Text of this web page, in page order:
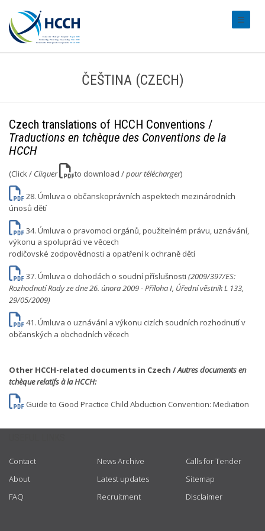
ČEŠTINA (CZECH)
Czech translations of HCCH Conventions /
Traductions en tchèque des Conventions de la
HCCH
(Click / Cliquer to download /pour télécharger)
28. Úmluva o občanskoprávních aspektech mezinárodních
únosů dětí
34. Úmluva o pravomoci orgánů, použitelném právu, uznávání,
výkonu a spolupráci ve věcech
rodičovské zodpovědnosti a opatření k ochraně dětí
37. Úmluva o dohodách o soudní příslušnosti (2009/397/ES:
Rozhodnutí Rady ze dne 26. února 2009 - Příloha I, Úřední věstník L 133,
29/05/2009)
41. Úmluva o uznávání a výkonu cizích soudních rozhodnutí v
občanských a obchodních věcech
Other HCCH-related documents in Czech /Autres documents en
tchèque relatifs à la HCCH:
Guide to Good Practice Child Abduction Convention: Mediation
Contact
About
FAQ
News Archive
Latest updates
Recruitment
Calls for Tender
Sitemap
Disclaimer